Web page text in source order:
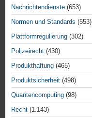
Nachrichtendienste (653)
Normen und Standards (553)
Plattformregulierung (302)
Polizeirecht (430)
Produkthaftung (465)
Produktsicherheit (498)
Quantencomputing (98)
Recht (1.143)